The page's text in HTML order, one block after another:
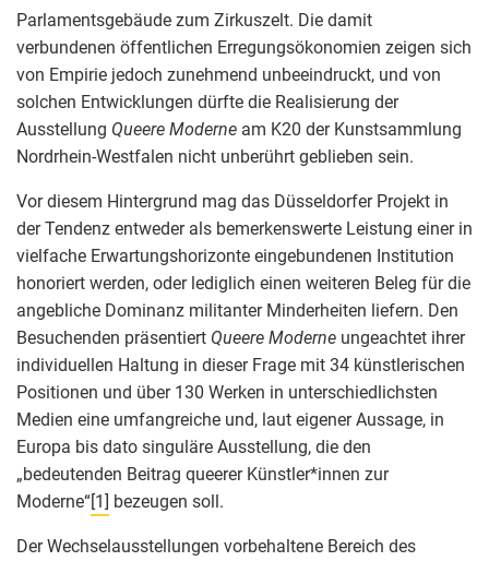
Parlamentsgebäude zum Zirkuszelt. Die damit
verbundenen öffentlichen Erregungsökonomien zeigen sich
von Empirie jedoch zunehmend unbeeindruckt, und von
solchen Entwicklungen dürfte die Realisierung der
Ausstellung Queere Moderne am K20 der Kunstsammlung
Nordrhein-Westfalen nicht unberührt geblieben sein.
Vor diesem Hintergrund mag das Düsseldorfer Projekt in
der Tendenz entweder als bemerkenswerte Leistung einer in
vielfache Erwartungshorizonte eingebundenen Institution
honoriert werden, oder lediglich einen weiteren Beleg für die
angebliche Dominanz militanter Minderheiten liefern. Den
Besuchenden präsentiert Queere Moderne ungeachtet ihrer
individuellen Haltung in dieser Frage mit 34 künstlerischen
Positionen und über 130 Werken in unterschiedlichsten
Medien eine umfangreiche und, laut eigener Aussage, in
Europa bis dato singuläre Ausstellung, die den
„bedeutenden Beitrag queerer Künstler*innen zur
Moderne“[1] bezeugen soll.
Der Wechselausstellungen vorbehaltene Bereich des